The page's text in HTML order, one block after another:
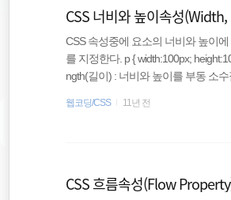
CSS 너비와 높이속성
CSS 속성중에 요소의 너비와 높이
를 지정한다. p { width:100px;
ngth(길이) : 너비와 높이를 부동 소
로부터 값을 상속 받는다. 자바스크립
웹코딩/CSS 11년 전
CSS 흐름속성(Flow